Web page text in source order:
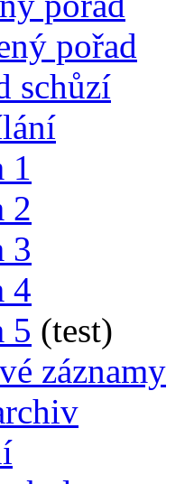
pořad
schůzí
1
2
3
4
5 (test)
záznamy